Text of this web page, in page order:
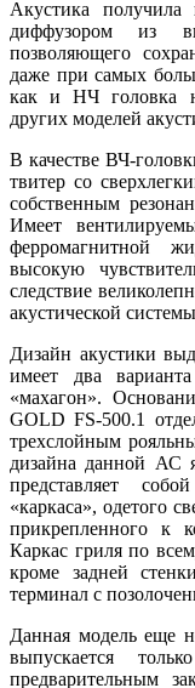
Акустика
диффузором из
позволяющего
даже при самых
как и НЧ головка
других моделей
В качестве ВЧ-
твитер со
собственным
Имеет
ферромагнитной
высокую
следствие
акустической
Дизайн акустики
имеет два
«махагон».
GOLD FS-500.1
трехслойным
дизайна данной АС
представляет
«каркаса», одетого
прикрепленного к
Каркас гриля по
кроме задней
терминал с
Данная модель еще
выпускается
предварительным